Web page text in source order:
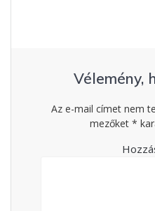
Vélemény,
Az e-mail címet nem
mezőket *